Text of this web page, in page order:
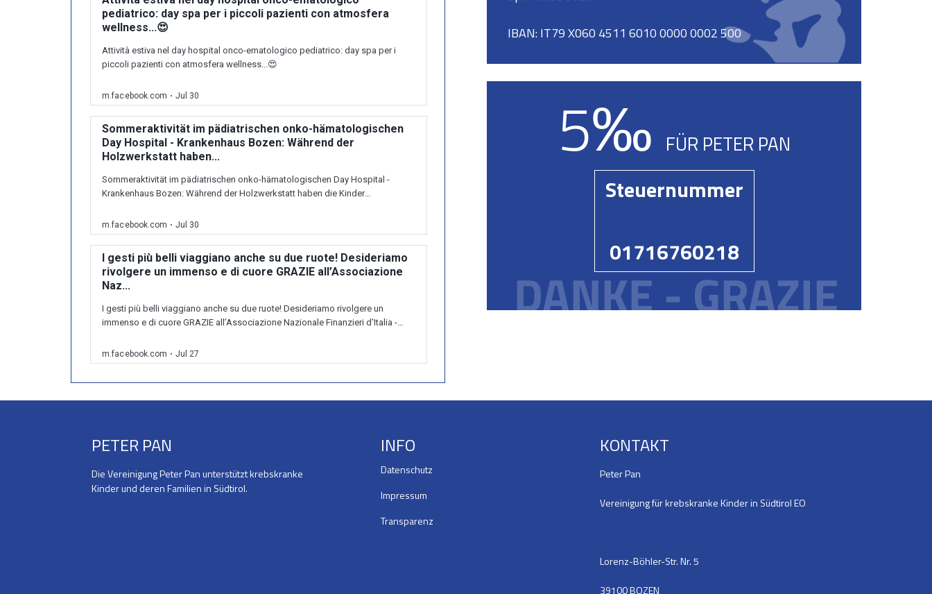
IBAN: IT79 X060 4511 6010 0000 0002 500
5‰ FÜR PETER PAN
Steuernummer
01716760218
PETER PAN
Die Vereinigung Peter Pan unterstützt krebskranke
Kinder und deren Familien in Südtirol.
INFO
Datenschutz
Impressum
Transparenz
KONTAKT
Peter Pan
Vereinigung für krebskranke Kinder in Südtirol EO
Lorenz-Böhler-Str. Nr. 5
39100 BOZEN